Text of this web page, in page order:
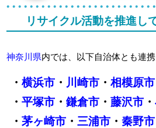
リサイクル活動を推進し
神奈川県内では、以下自治体とも連携
・ 横浜市・ 川崎市・ 相模原市
・ 平塚市・ 鎌倉市・ 藤沢市・
・ 茅ヶ崎市・ 三浦市・ 秦野市